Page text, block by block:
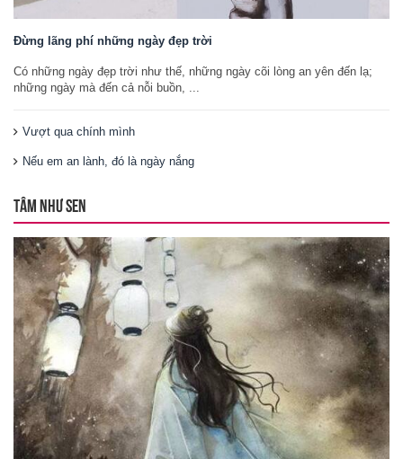
Đừng lãng phí những ngày đẹp trời
Có những ngày đẹp trời như thế, những ngày cõi lòng an yên đến lạ;
những ngày mà đến cả nỗi buồn, ...
Vượt qua chính mình
Nếu em an lành, đó là ngày nắng
TÂM NHƯ SEN